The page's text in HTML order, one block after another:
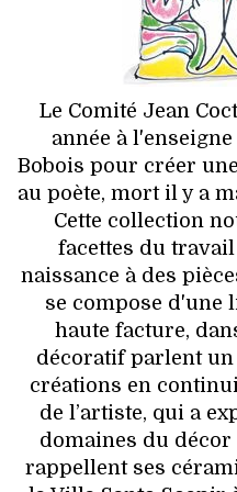
LIEUX
JEUNES
HISTOIRE
Le Comité Jean
année à
Bobois pour créer
au poète, mort il y a
Cette collection
facettes du
naissance à des
se compose d'une
haute facture,
décoratif parlent un
créations en
de l’artiste, qui a
domaines du décor
rappellent ses